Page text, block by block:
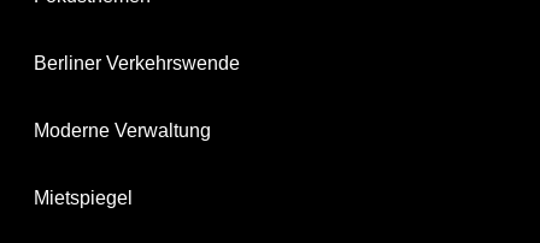
Berliner Verkehrswende
Moderne Verwaltung
Mietspiegel